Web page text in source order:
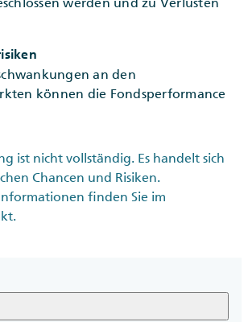
an den
können die Fondsperformance
ist nicht vollständig. Es handelt sich
Chancen und Risiken.
finden Sie im